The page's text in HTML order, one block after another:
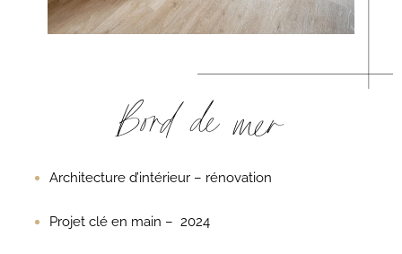
Bord de mer
Architecture d’intérieur – rénovation
Projet clé en main – 2024